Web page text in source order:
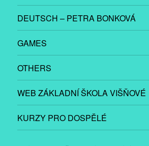
DEUTSCH – PETRA BONKOVÁ
GAMES
OTHERS
WEB ZÁKLADNÍ ŠKOLA VIŠŇOVÉ
KURZY PRO DOSPĚLÉ